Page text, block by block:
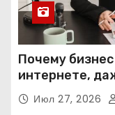
Почему
интернете,
Июл 27, 2026